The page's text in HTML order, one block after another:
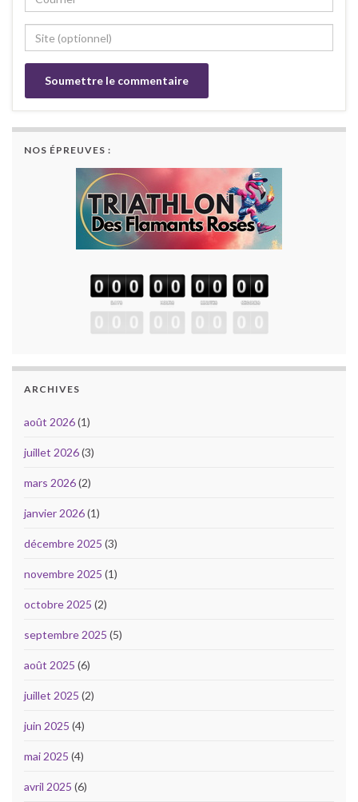
NOS ÉPREUVES :
ARCHIVES
août 2026(1)
juillet 2026(3)
mars 2026(2)
janvier 2026(1)
décembre 2025 (3)
novembre 2025 (1)
octobre 2025 (2)
septembre 2025 (5)
août 2025 (6)
juillet 2025 (2)
juin 2025 (4)
mai 2025 (4)
avril 2025 (6)